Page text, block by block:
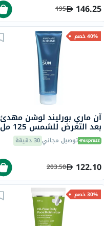
146.25
195
40% خصم
آن ماري بورليند لوشن مهدئ
بعد التعرض للشمس 125 مل
توصيل مجاني30 دقيقة
122.10
203.50
30% خصم